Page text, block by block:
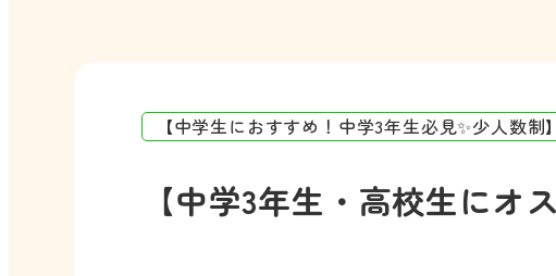
【中学3年生・高校生に
【中学生におすすめ！中学3年生必見✨少人数